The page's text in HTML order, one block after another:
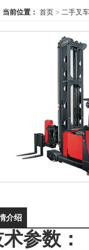
当前位置： 首页 > 二手叉车
介绍
参数：